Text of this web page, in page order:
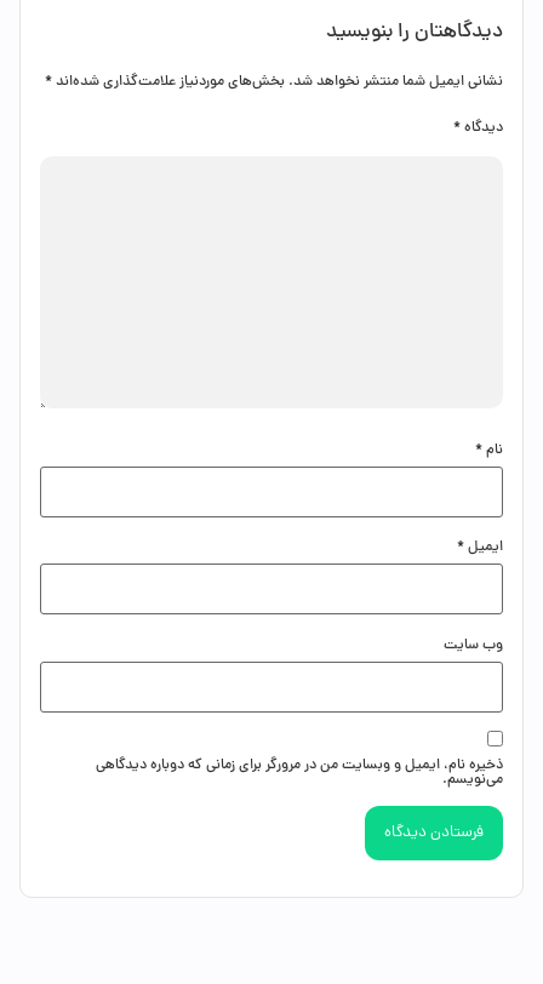
دیدگاهتان را بنویسید
نشانی ایمیل شما منتشر نخواهد شد. بخش‌های موردنیاز علامت‌گذاری شده‌اند*
دیدگاه*
نام*
ایمیل*
وب‌ سایت
ذخیره نام، ایمیل و وبسایت من در مرورگر برای زمانی که دوباره دیدگاهی
می‌نویسم.